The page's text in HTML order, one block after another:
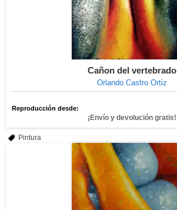
Cañon del vertebrado
Orlando Castro Ortiz
Reproducción desde:
¡Envío y devolución gratis!
Pintura